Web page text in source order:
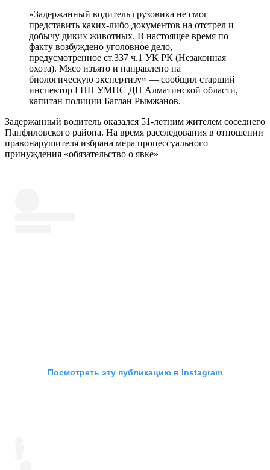
«Задержанный водитель грузовика не смог
представить каких-либо документов на отстрел и
добычу диких животных. В настоящее время по
факту возбуждено уголовное дело,
предусмотренное ст.337 ч.1 УК РК (Незаконная
охота). Мясо изъято и направлено на
биологическую экспертизу» — сообщил старший
инспектор ГПП УМПС ДП Алматинской области,
капитан полиции Баглан Рымжанов.
Задержанный водитель оказался 51-летним жителем соседнего
Панфиловского района. На время расследования в отношении
правонарушителя избрана мера процессуального
принуждения «обязательство о явке»
Посмотреть эту публикацию в Instagram